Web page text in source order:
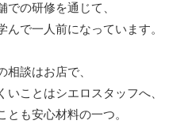
の研修を通じて、
で一人前になっています。
談はお店で、
ことはシエロスタッフへ、
も安心材料の一つ。